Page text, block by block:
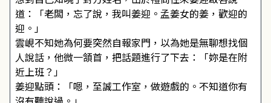
道：「老闆，忘了說，我叫姜迎。孟姜女的姜，歡迎的
迎。」
雲峴不知她為何要突然自報家門，以為她是無聊想找個
人說話，他微一頷首，把話題進行了下去：「妳是在附
近上班？」
姜迎點頭：「嗯，至誠工作室，做遊戲的。不知道你有